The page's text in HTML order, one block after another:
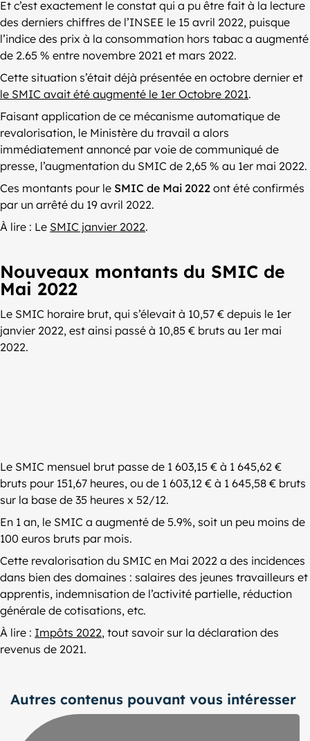
Et c’est exactement le constat qui a pu être fait à la lecture
des derniers chiffres de l’INSEE le 15 avril 2022, puisque
l’indice des prix à la consommation hors tabac a augmenté
de 2.65 % entre novembre 2021 et mars 2022.
Cette situation s’était déjà présentée en octobre dernier et
le SMIC avait été augmenté le 1er Octobre 2021.
Faisant application de ce mécanisme automatique de
revalorisation, le Ministère du travail a alors
immédiatement annoncé par voie de communiqué de
presse, l’augmentation du SMIC de 2,65 % au 1er mai 2022.
Ces montants pour le SMIC de Mai 2022 ont été confirmés
par un arrêté du 19 avril 2022.
À lire : Le SMIC janvier 2022.
Nouveaux montants du SMIC de
Mai 2022
Le SMIC horaire brut, qui s’élevait à 10,57 € depuis le 1er
janvier 2022, est ainsi passé à 10,85 € bruts au 1er mai
2022.
Le SMIC mensuel brut passe de 1 603,15 € à 1 645,62 €
bruts pour 151,67 heures, ou de 1 603,12 € à 1 645,58 € bruts
sur la base de 35 heures x 52/12.
En 1 an, le SMIC a augmenté de 5.9%, soit un peu moins de
100 euros bruts par mois.
Cette revalorisation du SMIC en Mai 2022 a des incidences
dans bien des domaines : salaires des jeunes travailleurs et
apprentis, indemnisation de l’activité partielle, réduction
générale de cotisations, etc.
À lire : Impôts 2022, tout savoir sur la déclaration des
revenus de 2021.
Autres contenus pouvant vous intéresser